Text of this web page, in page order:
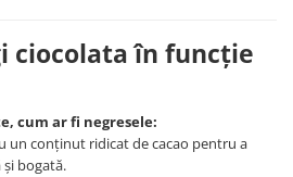
ciocolata în funcție
cum ar fi negresele:
un conținut ridicat de cacao pentru a
bogată.